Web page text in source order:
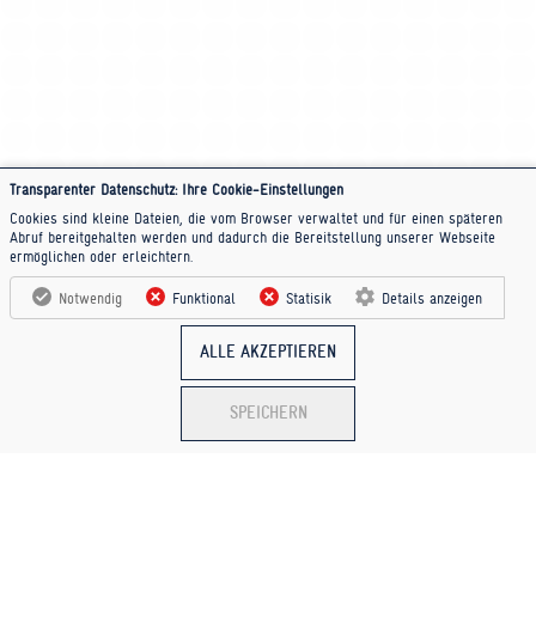
Transparenter Datenschutz: Ihre Cookie-Einstellungen
Cookies sind kleine Dateien, die vom Browser verwaltet und für einen späteren
Abruf bereitgehalten werden und dadurch die Bereitstellung unserer Webseite
ermöglichen oder erleichtern.
Notwendig Funktional Statisik Details anzeigen
ALLE AKZEPTIEREN
SPEICHERN